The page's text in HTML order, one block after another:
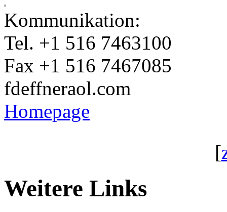
Kommunikation:
Tel. +1 516 7463100
Fax +1 516 7467085
fdeffneraol.com
Homepage
[
Weitere Links